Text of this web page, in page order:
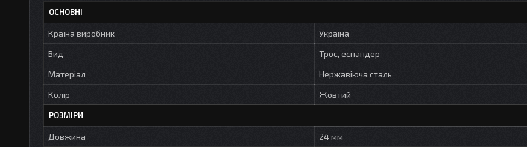
ОСНОВНІ
Країна виробник
Україна
Вид
Трос, еспандер
Матеріал
Нержавіюча сталь
Колір
Жовтий
РОЗМІРИ
Довжина 24 мм